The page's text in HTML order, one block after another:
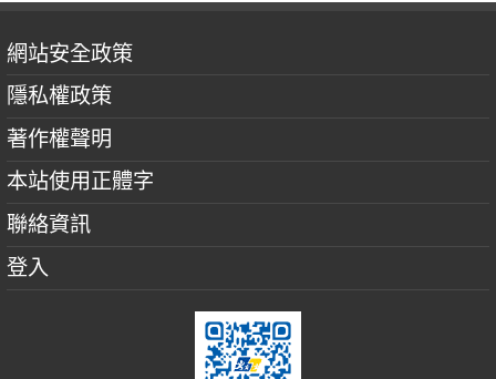
網站安全政策
隱私權政策
著作權聲明
本站使用正體字
聯絡資訊
登入